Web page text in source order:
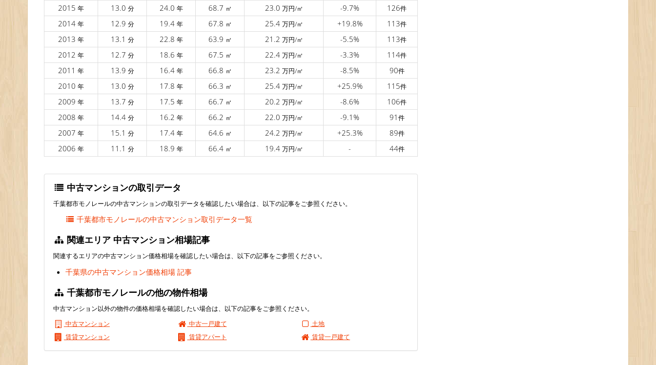
2015 年 13.0 分 24.0 年 68.7 ㎡ 23.0 万円/㎡ -9.7% 126件
2014 年 12.9 分 19.4 年 67.8 ㎡ 25.4 万円/㎡ +19.8% 113件
2013 年 13.1 分 22.8 年 63.9 ㎡ 21.2 万円/㎡ -5.5% 113件
2012 年 12.7 分 18.6 年 67.5 ㎡ 22.4 万円/㎡ -3.3% 114件
2011 年 13.9 分 16.4 年 66.8 ㎡ 23.2 万円/㎡ -8.5% 90件
2010 年 13.0 分 17.8 年 66.3 ㎡ 25.4 万円/㎡ +25.9% 115件
2009 年 13.7 分 17.5 年 66.7 ㎡ 20.2 万円/㎡ -8.6% 106件
2008 年 14.4 分 16.2 年 66.2 ㎡ 22.0 万円/㎡ -9.1% 91 件
2007 年 15.1 分 17.4 年 64.6 ㎡ 24.2 万円/㎡ +25.3% 89件
2006 年 11.1 分 18.9 年 66.4 ㎡ 19.4 万円/㎡ - 44件
中古マンションの取引データ
千葉都市モノレールの中古マンションの取引データを確認したい場合は、以下の記事をご参照ください。
千葉都市モノレールの中古マンション取引データ一覧
関連エリア 中古マンション相場記事
関連するエリアの中古マンション価格相場を確認したい場合は、以下の記事をご参照ください。
千葉県の中古マンション価格相場 記事
千葉都市モノレールの他の物件相場
中古マンション以外の物件の価格相場を確認したい場合は、以下の記事をご参照ください。
中古マンション
中古一戸建て
土地
賃貸マンション
賃貸アパート 賃貸一戸建て